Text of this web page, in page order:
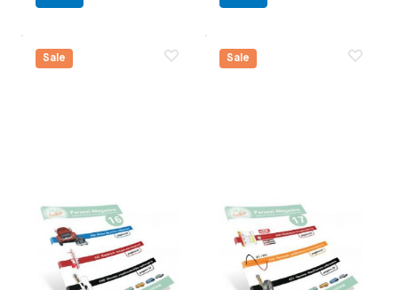
Sale
Paruzzi Magazine,
editie 16 NL.
zakformaat (A5)
Paruzzi nummer:591816
Produsent:
Paruzzi
Sale
Paruzzi Magazine,
editie 17 NL.
zakformaat (A5)
Paruzzi nummer:591817
Produsent:
Paruzzi